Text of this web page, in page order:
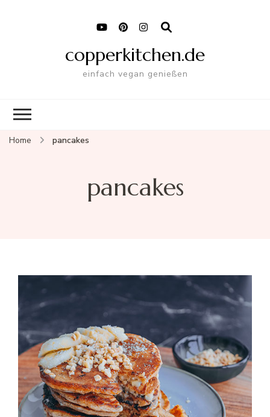
copperkitchen.de
einfach vegan genießen
Home pancakes
pancakes